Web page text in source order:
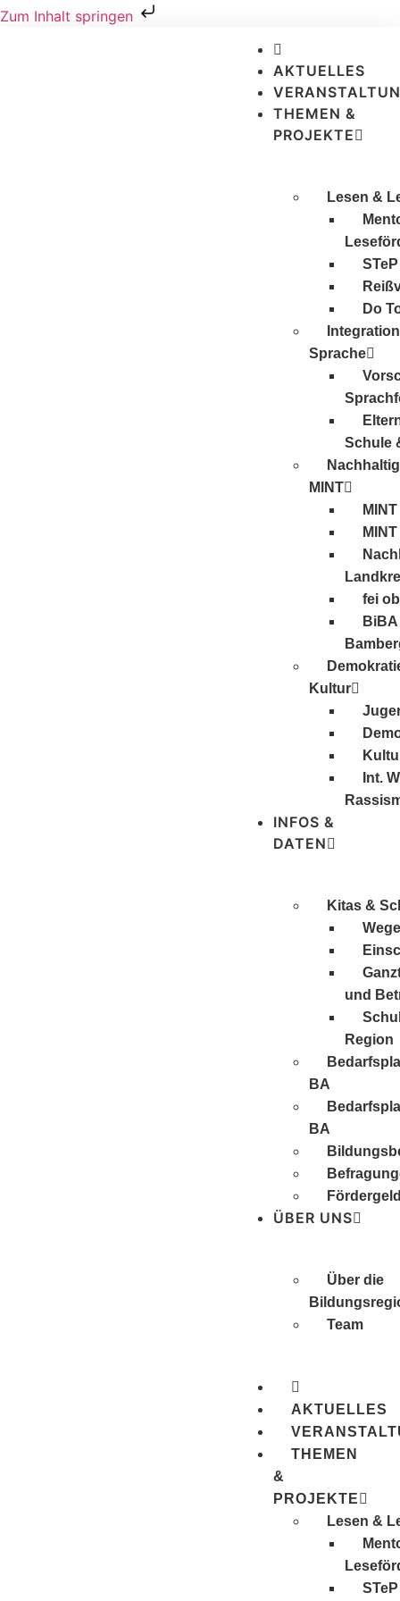
Zum Inhalt springen
AKTUELLES
THEMEN &
PROJEKTE
Lesen &
Do
Sprache
Schule
MINT
fei
Kultur
Int.
INFOS &
DATEN
Kitas &
und
Region
BA
BA
ÜBER UNS
Über die
Team
AKTUELLES
THEMEN
&
PROJEKTE
Lesen &